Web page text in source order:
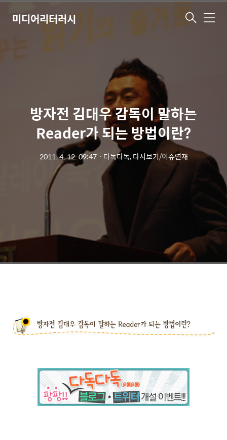
미디어리터러시 메
방자전 김대우 감독이 말하는
Reader가 되는 방법이란?
2011. 4. 12. 09:47ㆍ 다독다독, 다시보기/이슈연재